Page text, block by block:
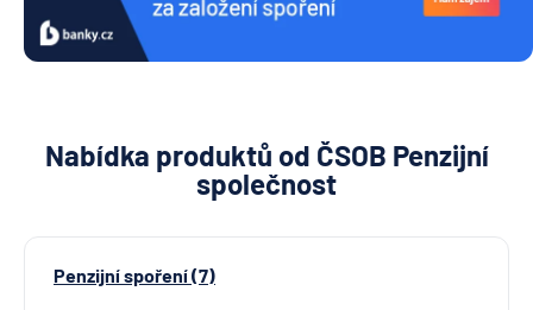
Nabídka produktů od ČSOB Penzijní
společnost
Penzijní spoření (7)